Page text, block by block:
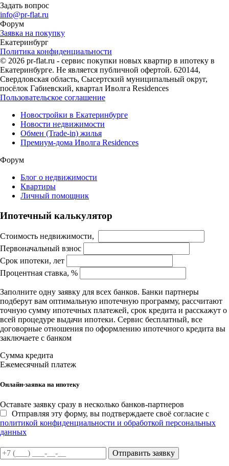
Задать вопрос
info@pr-flat.ru
Форум
Заявка на покупку
Екатеринбург
Политика конфиденциальности
© 2026 pr-flat.ru - сервис покупки новых квартир в ипотеку в
Екатеринбурге. Не является публичной офертой. 620144,
Свердловская область, Сысертский муниципальный округ,
посёлок Габиевский, квартал Иволга Residences
Пользовательское соглашение
Новостройки в Екатеринбурге
Новости недвижимости
Обмен (Trade-in) жилья
Премиум-дома Иволга Residences
Форум
Блог о недвижимости
Квартиры
Личный помощник
Ипотечный калькулятор
Стоимость недвижимости,
Первоначальный взнос
Срок ипотеки, лет
Процентная ставка, %
Заполните одну заявку для всех банков. Банки партнеры
подберут вам оптимальную ипотечную программу, рассчитают
точную сумму ипотечных платежей, срок кредита и расскажут о
всей процедуре выдачи ипотеки. Сервис бесплатный, все
договорные отношения по оформлению ипотечного кредита вы
заключаете с банком
Сумма кредита
Ежемесячный платеж
Онлайн-заявка на ипотеку
Оставьте заявку сразу в несколько банков-партнеров
Отправляя эту форму, вы подтверждаете своё согласие с
политикой конфиденциальности и обработкой персональных
данных
Отправить заявку